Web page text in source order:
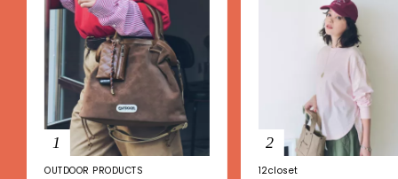
1
OUTDOOR PRODUCTS
2
12closet